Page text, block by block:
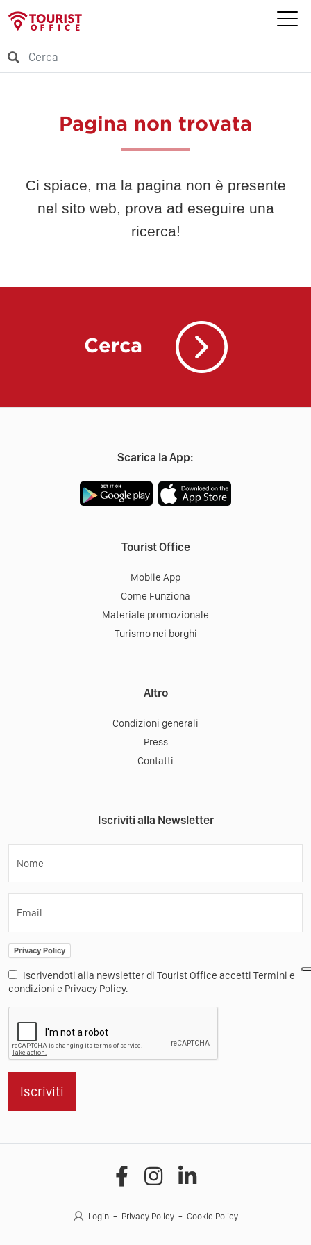
Pagina non trovata
Ci spiace, ma la pagina non è presente
nel sito web, prova ad eseguire una
ricerca!
Cerca
Scarica la App:
Tourist Office
Mobile App
Come Funziona
Materiale promozionale
Turismo nei borghi
Altro
Condizioni generali
Press
Contatti
Iscriviti alla Newsletter
Nome
Email
Privacy Policy
Iscrivendoti alla newsletter di Tourist Office accetti Termini e
condizioni e Privacy Policy.
Iscriviti
Login Privacy Policy Cookie Policy